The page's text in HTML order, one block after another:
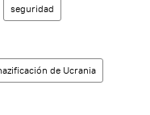
seguridad
de Ucrania